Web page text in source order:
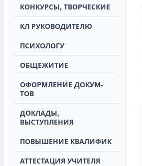
КОНКУРСЫ, ТВОРЧЕСКИЕ
КЛ РУКОВОДИТЕЛЮ
ПСИХОЛОГУ
ОБЩЕЖИТИЕ
ОФОРМЛЕНИЕ ДОКУМ-
ТОВ
ДОКЛАДЫ,
ВЫСТУПЛЕНИЯ
ПОВЫШЕНИЕ КВАЛИФИК
АТТЕСТАЦИЯ УЧИТЕЛЯ